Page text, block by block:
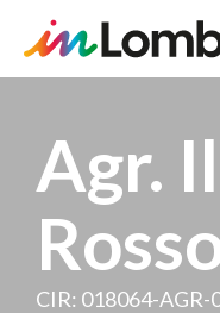
InhaltAgr.
CIR: 018064-AGR-